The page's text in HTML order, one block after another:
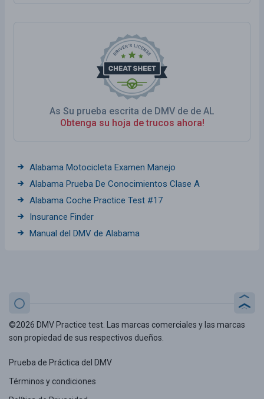
As Su prueba escrita de DMV de de AL
Obtenga su hoja de trucos ahora!
Alabama Motocicleta Examen Manejo
Alabama Prueba De Conocimientos Clase A
Alabama Coche Practice Test #17
Insurance Finder
Manual del DMV de Alabama
©2026 DMV Practice test. Las marcas comerciales y las marcas
son propiedad de sus respectivos dueños.
Prueba de Práctica del DMV
Términos y condiciones